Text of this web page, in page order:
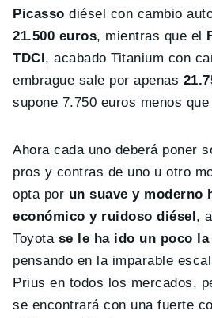
Picasso diésel con cambio
21.500 euros, mientras que el
TDCI, acabado Titanium con
embrague sale por apenas
supone 7.750 euros menos que
Ahora cada uno deberá poner
pros y contras de uno u otro
opta por un suave y moderno
económico y ruidoso diésel,
Toyota se le ha ido un poco
pensando en la imparable
Prius en todos los mercados,
se encontrará con una fuerte